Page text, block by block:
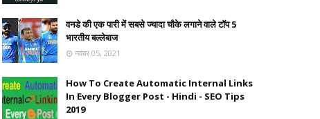
वनडे की एक पारी में सबसे ज्यादा चौके लगाने वाले टॉप 5
भारतीय बल्लेबाज
नवंबर 05, 2021
How To Create Automatic Internal Links
In Every Blogger Post - Hindi - SEO Tips
2019